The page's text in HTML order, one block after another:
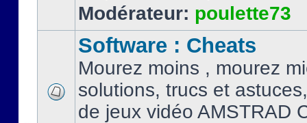
Modérateur: poulette73
Software : Cheats
Mourez moins , mourez
solutions, trucs et
de jeux vidéo AMSTRAD